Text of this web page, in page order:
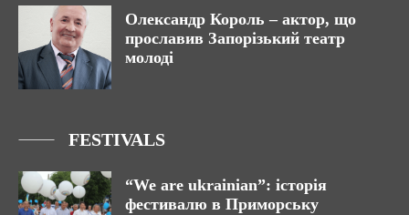
Олександр Король – актор, що
прославив Запорізький театр
молоді
FESTIVALS
“We are ukrainian”: історія
фестивалю в Приморську